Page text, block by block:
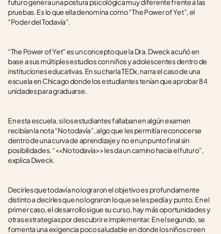
futuro genera una postura psicológica muy diferente frente a las
pruebas. Es lo que ella denomina como “The Power of Yet”, el
“Poder del Todavía”.
“The Power of Yet” es un concepto que la Dra. Dweck acuñó en
base a sus múltiples estudios con niños y adolescentes dentro de
instituciones educativas. En su charla TEDx, narra el caso de una
escuela en Chicago donde los estudiantes tenían que aprobar 84
unidades para graduarse.
En esta escuela, si los estudiantes fallaban en algún examen
recibían la nota “No todavía”, algo que les permitía reconocerse
dentro de una curva de aprendizaje y no en un punto final sin
posibilidades. “<<No todavía>> les da un camino hacia el futuro”,
explica Dweck.
Decirles que todavía no lograron el objetivo es profundamente
distinto a decirles que no lograron lo que se les pedía y punto. En el
primer caso, el desarrollo sigue su curso, hay más oportunidades y
otras estrategias por descubrir e implementar. En el segundo, se
fomenta una exigencia poco saludable en donde los niños creen